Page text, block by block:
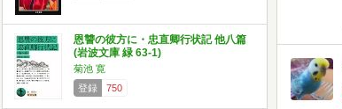
恩讐の彼方に・忠直卿行状記 他八篇
(岩波文庫 緑 63-1)
菊池 寛
登録
750